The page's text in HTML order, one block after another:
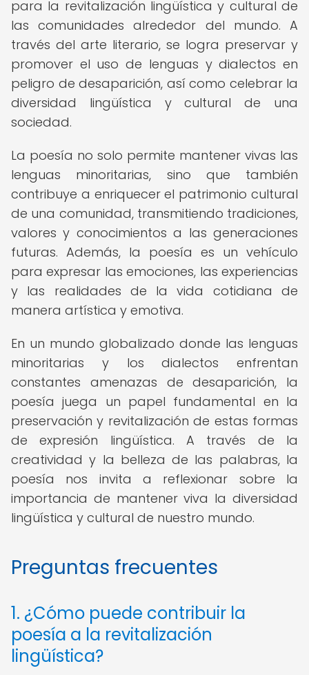
para la revitalización lingüística y cultural de
las comunidades alrededor del mundo. A
través del arte literario, se logra preservar y
promover el uso de lenguas y dialectos en
peligro de desaparición, así como celebrar la
diversidad lingüística y cultural de una
sociedad.
La poesía no solo permite mantener vivas las
lenguas minoritarias, sino que también
contribuye a enriquecer el patrimonio cultural
de una comunidad, transmitiendo tradiciones,
valores y conocimientos a las generaciones
futuras. Además, la poesía es un vehículo
para expresar las emociones, las experiencias
y las realidades de la vida cotidiana de
manera artística y emotiva.
En un mundo globalizado donde las lenguas
minoritarias y los dialectos enfrentan
constantes amenazas de desaparición, la
poesía juega un papel fundamental en la
preservación y revitalización de estas formas
de expresión lingüística. A través de la
creatividad y la belleza de las palabras, la
poesía nos invita a reflexionar sobre la
importancia de mantener viva la diversidad
lingüística y cultural de nuestro mundo.
Preguntas frecuentes
1. ¿Cómo puede contribuir la
poesía a la revitalización
lingüística?